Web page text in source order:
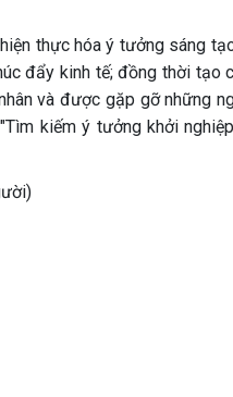
thực hóa ý tưởng sáng
đẩy kinh tế; đồng thời tạo
và được gặp gỡ những
kiếm ý tưởng khởi